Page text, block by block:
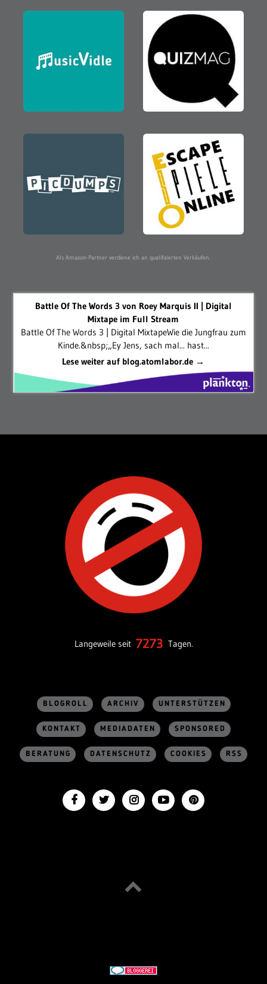
Als Amazon-Partner verdiene ich an qualifizierten Verkäufen.
Battle Of The Words 3 von Roey Marquis II | Digital
Mixtape im Full Stream
Battle Of The Words 3 | Digital MixtapeWie die Jungfrau zum
Kinde.&nbsp;„Ey Jens, sach mal... hast...
Lese weiter auf blog.atomlabor.de →
Langeweile seit 7273 Tagen.
BLOGROLL ARCHIV UNTERSTÜTZEN
KONTAKT MEDIADATEN SPONSORED
BERATUNG DATENSCHUTZ COOKIES RSS